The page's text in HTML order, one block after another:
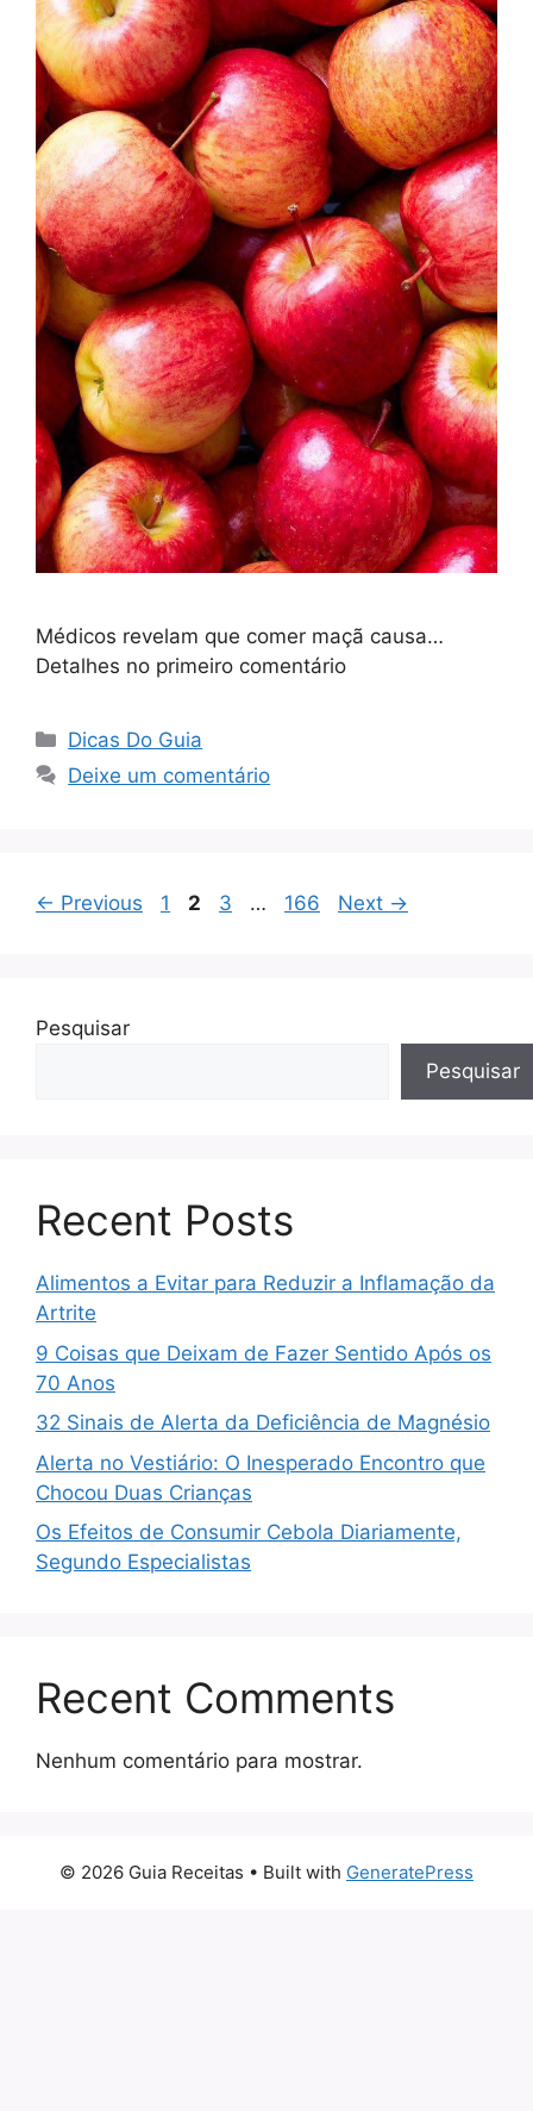
Médicos revelam que comer maçã causa…
Detalhes no primeiro comentário
Categorias
Dicas Do Guia
Deixe um comentário
← Previous Page
1 Page
2 Page
3 … Page
166 Next →
Pesquisar
Pesquisar
Recent Posts
Alimentos a Evitar para Reduzir a Inflamação da
Artrite
9 Coisas que Deixam de Fazer Sentido Após os
70 Anos
32 Sinais de Alerta da Deficiência de Magnésio
Alerta no Vestiário: O Inesperado Encontro que
Chocou Duas Crianças
Os Efeitos de Consumir Cebola Diariamente,
Segundo Especialistas
Recent Comments
Nenhum comentário para mostrar.
© 2026 Guia Receitas • Built with GeneratePress